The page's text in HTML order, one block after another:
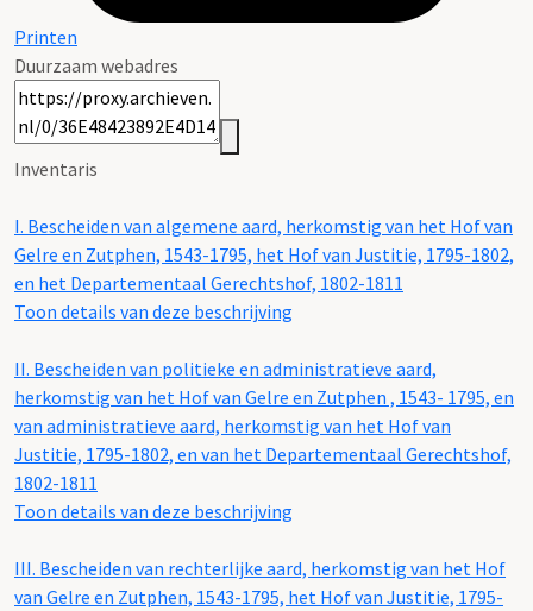
Printen
Duurzaam webadres
Inventaris
I. Bescheiden van algemene aard, herkomstig van het Hof van
Gelre en Zutphen, 1543-1795, het Hof van Justitie, 1795-1802,
en het Departementaal Gerechtshof, 1802-1811
Toon details van deze beschrijving
II. Bescheiden van politieke en administratieve aard,
herkomstig van het Hof van Gelre en Zutphen , 1543- 1795, en
van administratieve aard, herkomstig van het Hof van
Justitie, 1795-1802, en van het Departementaal Gerechtshof,
1802-1811
Toon details van deze beschrijving
III. Bescheiden van rechterlijke aard, herkomstig van het Hof
van Gelre en Zutphen, 1543-1795, het Hof van Justitie, 1795-